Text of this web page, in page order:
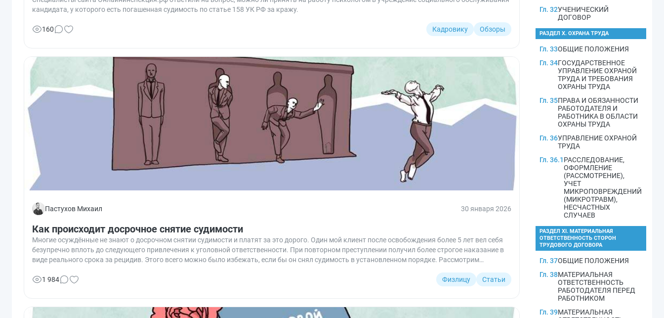
кандидата, у которого есть погашенная судимость по статье 158 УК РФ за кражу.
Кадровику Обзоры
160
Пастухов Михаил 30 января 2026
Как происходит досрочное снятие судимости
Многие осуждённые не знают о досрочном снятии судимости и платят за это дорого. Один мой клиент после освобождения более 5 лет вел себя
безупречно вплоть до следующего привлечения к уголовной ответственности. При повторном преступлении получил более строгое наказание в
виде реального срока за рецидив. Этого всего можно было избежать, если бы он снял судимость в установленном порядке. Рассмотрим
Физлицу
Статьи
1 984
Гл. 32УЧЕНИЧЕСКИЙ
ДОГОВОР
РАЗДЕЛ X. ОХРАНА ТРУДА
Гл. 33ОБЩИЕ ПОЛОЖЕНИЯ
Гл. 34ГОСУДАРСТВЕННОЕ
УПРАВЛЕНИЕ ОХРАНОЙ
ТРУДА И ТРЕБОВАНИЯ
ОХРАНЫ ТРУДА
Гл. 35ПРАВА И ОБЯЗАННОСТИ
РАБОТОДАТЕЛЯ И
РАБОТНИКА В ОБЛАСТИ
ОХРАНЫ ТРУДА
Гл. 36УПРАВЛЕНИЕ ОХРАНОЙ
ТРУДА
Гл. 36.1РАССЛЕДОВАНИЕ,
ОФОРМЛЕНИЕ
(РАССМОТРЕНИЕ),
УЧЕТ
МИКРОПОВРЕЖДЕНИЙ
(МИКРОТРАВМ),
НЕСЧАСТНЫХ
СЛУЧАЕВ
РАЗДЕЛ XI. МАТЕРИАЛЬНАЯ
ОТВЕТСТВЕННОСТЬ СТОРОН
ТРУДОВОГО ДОГОВОРА
Гл. 37ОБЩИЕ ПОЛОЖЕНИЯ
Гл. 38МАТЕРИАЛЬНАЯ
ОТВЕТСТВЕННОСТЬ
РАБОТОДАТЕЛЯ ПЕРЕД
РАБОТНИКОМ
Гл. 39МАТЕРИАЛЬНАЯ